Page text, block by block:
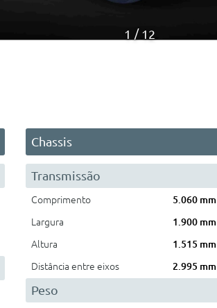
1 12
Chassis
Transmissão
Comprimento
5.060 mm
Largura
1.900 mm
Altura
1.515 mm
Distância entre eixos
2.995 mm
Peso